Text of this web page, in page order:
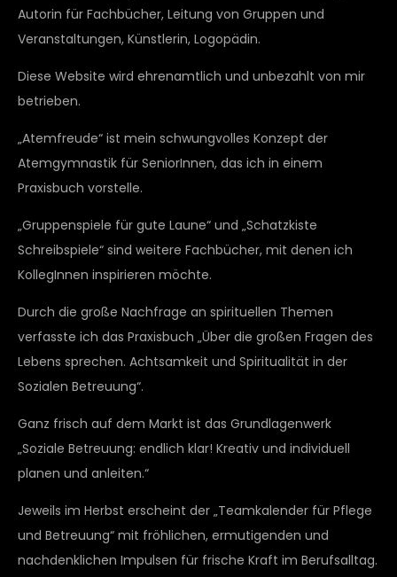
Autorin für Fachbücher, Leitung von Gruppen und
Veranstaltungen, Künstlerin, Logopädin.
Diese Website wird ehrenamtlich und unbezahlt von mir
betrieben.
„Atemfreude“ ist mein schwungvolles Konzept der
Atemgymnastik für SeniorInnen, das ich in einem
Praxisbuch vorstelle.
„Gruppenspiele für gute Laune“ und „Schatzkiste
Schreibspiele“ sind weitere Fachbücher, mit denen ich
KollegInnen inspirieren möchte.
Durch die große Nachfrage an spirituellen Themen
verfasste ich das Praxisbuch „Über die großen Fragen des
Lebens sprechen. Achtsamkeit und Spiritualität in der
Sozialen Betreuung“.
Ganz frisch auf dem Markt ist das Grundlagenwerk
„Soziale Betreuung: endlich klar! Kreativ und individuell
planen und anleiten.“
Jeweils im Herbst erscheint der „Teamkalender für Pflege
und Betreuung“ mit fröhlichen, ermutigenden und
nachdenklichen Impulsen für frische Kraft im Berufsalltag.